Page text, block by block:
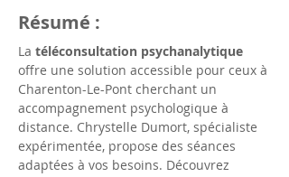
Résumé :
La téléconsultation psychanalytique
offre une solution accessible pour ceux à
Charenton-Le-Pont cherchant un
accompagnement psychologique à
distance. Chrystelle Dumort, spécialiste
expérimentée, propose des séances
adaptées à vos besoins. Découvrez